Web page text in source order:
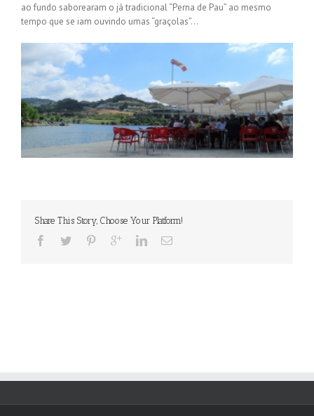
ao fundo saborearam o já tradicional “Perna de Pau” ao mesmo
tempo que se iam ouvindo umas “graçolas”…
Share This Story, Choose Your Platform!